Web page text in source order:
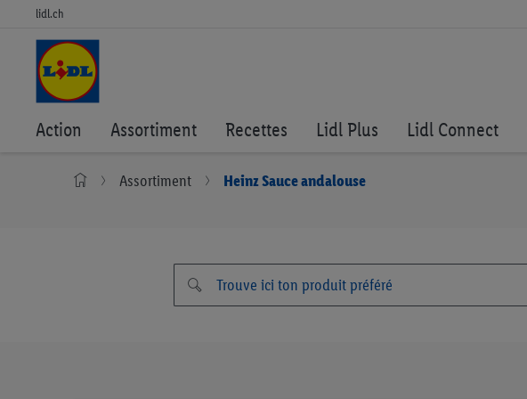
lidl.ch
Action Assortiment Recettes Lidl Plus Lidl Connect
Assortiment Heinz Sauce andalouse